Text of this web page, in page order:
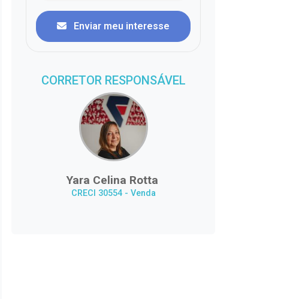
Enviar meu interesse
CORRETOR RESPONSÁVEL
Yara Celina Rotta
CRECI 30554 - Venda